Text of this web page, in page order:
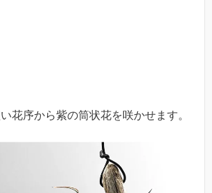
花序から紫の筒状花を咲かせます。